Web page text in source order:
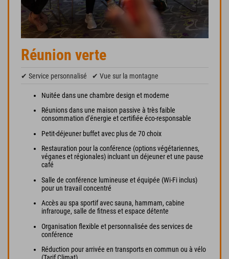
Réunion verte
✔ Service personnalisé ✔ Vue sur la montagne
Nuitée dans une chambre design et moderne
Réunions dans une maison passive à très faible
consommation d'énergie et certifiée éco-responsable
Petit-déjeuner buffet avec plus de 70 choix
Restauration pour la conférence (options végétariennes,
véganes et régionales) incluant un déjeuner et une pause
café
Salle de conférence lumineuse et équipée (Wi-Fi inclus)
pour un travail concentré
Accès au spa sportif avec sauna, hammam, cabine
infrarouge, salle de fitness et espace détente
Organisation flexible et personnalisée des services de
conférence
Réduction pour arrivée en transports en commun ou à vélo